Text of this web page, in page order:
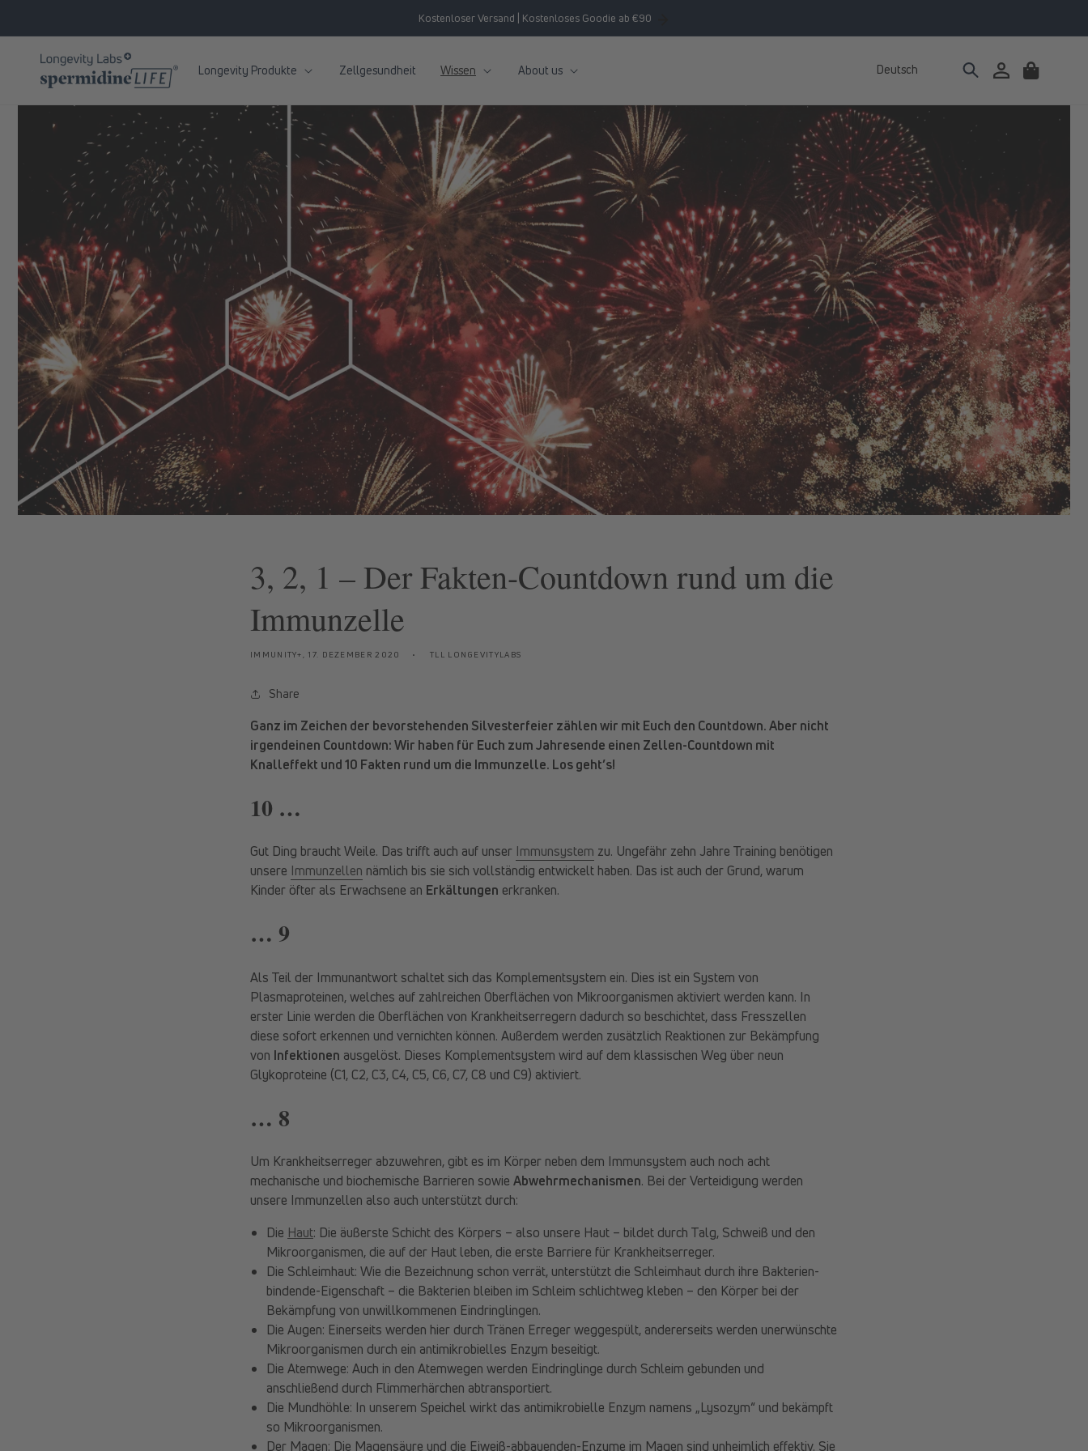
Inhalt
Kostenloser Versand | Kostenloses Goodie ab €90
Longevity Produkte Zellgesundheit Wissen About us Deutsch EinloggenWarenkorb
3, 2, 1 – Der Fakten-Countdown rund um die
Immunzelle
IMMUNITY+, 17. DEZEMBER 2020 TLL LONGEVITYLABS
Share
Ganz im Zeichen der bevorstehenden Silvesterfeier zählen wir mit Euch den Countdown. Aber nicht
irgendeinen Countdown: Wir haben für Euch zum Jahresende einen Zellen-Countdown mit
Knalleffekt und 10 Fakten rund um die Immunzelle. Los geht’s!
10 …
Gut Ding braucht Weile. Das trifft auch auf unser Immunsystem zu. Ungefähr zehn Jahre Training benötigen
unsere Immunzellen nämlich bis sie sich vollständig entwickelt haben. Das ist auch der Grund, warum
Kinder öfter als Erwachsene an Erkältungen erkranken.
… 9
Als Teil der Immunantwort schaltet sich das Komplementsystem ein. Dies ist ein System von
Plasmaproteinen, welches auf zahlreichen Oberflächen von Mikroorganismen aktiviert werden kann. In
erster Linie werden die Oberflächen von Krankheitserregern dadurch so beschichtet, dass Fresszellen
diese sofort erkennen und vernichten können. Außerdem werden zusätzlich Reaktionen zur Bekämpfung
von Infektionen ausgelöst. Dieses Komplementsystem wird auf dem klassischen Weg über neun
Glykoproteine (C1, C2, C3, C4, C5, C6, C7, C8 und C9) aktiviert.
… 8
Um Krankheitserreger abzuwehren, gibt es im Körper neben dem Immunsystem auch noch acht
mechanische und biochemische Barrieren sowie Abwehrmechanismen. Bei der Verteidigung werden
unsere Immunzellen also auch unterstützt durch:
Die Haut: Die äußerste Schicht des Körpers – also unsere Haut – bildet durch Talg, Schweiß und den
Mikroorganismen, die auf der Haut leben, die erste Barriere für Krankheitserreger.
Die Schleimhaut: Wie die Bezeichnung schon verrät, unterstützt die Schleimhaut durch ihre Bakterien-
bindende-Eigenschaft – die Bakterien bleiben im Schleim schlichtweg kleben – den Körper bei der
Bekämpfung von unwillkommenen Eindringlingen.
Die Augen: Einerseits werden hier durch Tränen Erreger weggespült, andererseits werden unerwünschte
Mikroorganismen durch ein antimikrobielles Enzym beseitigt.
Die Atemwege: Auch in den Atemwegen werden Eindringlinge durch Schleim gebunden und
anschließend durch Flimmerhärchen abtransportiert.
Die Mundhöhle: In unserem Speichel wirkt das antimikrobielle Enzym namens „Lysozym“ und bekämpft
so Mikroorganismen.
Der Magen: Die Magensäure und die Eiweiß-abbauenden-Enzyme im Magen sind unheimlich effektiv. Sie